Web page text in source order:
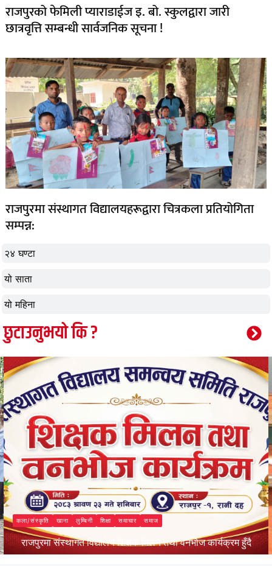
२४ घण्टा
यो साता
यो महिना
राजपुरको फेमिली प्याराडाईज इ. बो. स्कुलद्वारा जारी
छात्रवृत्ति सम्बन्धी सार्वजनिक सूचना !
राजपुरमा संस्थागत विद्यालयहरूद्वारा चित्रकला प्रतियोगिता
सम्पन्न:
छुटाउनुभयो कि ?
कला/संस्कृति खाना लुम्बिनी शिक्षा समाचार समाज
राजपुरमा संस्थागत विद्यालय शिक्षक मिलन तथा वनभोज कार्यक्रम हुँदै